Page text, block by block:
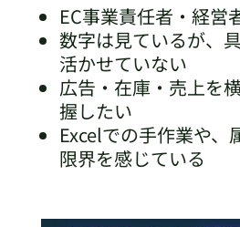
EC事業責任者・経営
数字は見ているが、
活かせていない
広告・在庫・売上を
握したい
Excelでの手作業や、
限界を感じている